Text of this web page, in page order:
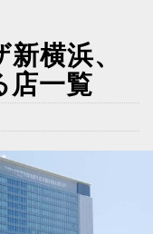
横浜、
店一覧